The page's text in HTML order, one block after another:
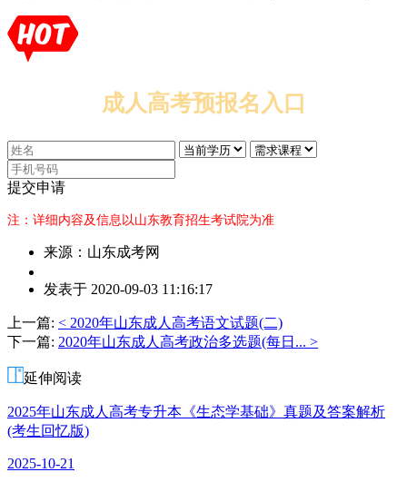
成人高考预报名入口
提交申请
注：详细内容及信息以山东教育招生考试院为准
来源：山东成考网
者：
老
师
发表于 2020-09-03 11:16:17
上一篇: < 2020年山东成人高考语文试题(二)
下一篇: 2020年山东成人高考政治多选题(每日... >
延伸阅读
2025年山东成人高考专升本《生态学基础》真题及答案解析
(考生回忆版)
2025-10-21